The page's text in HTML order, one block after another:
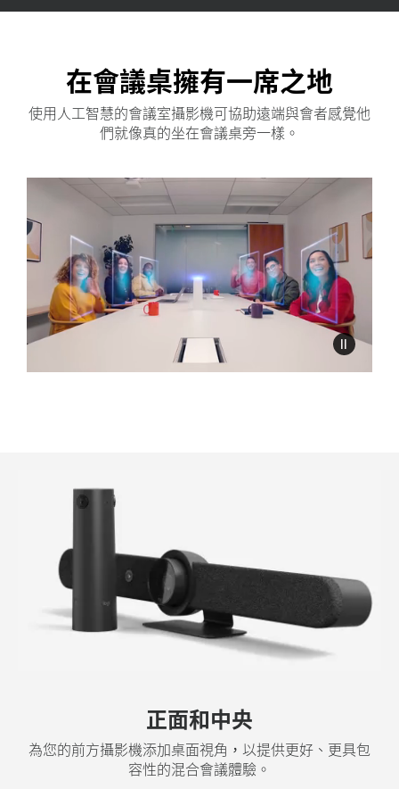
在會議桌擁有一席之地
使用人工智慧的會議室攝影機可協助遠端與會者感覺他
們就像真的坐在會議桌旁一樣。
正面和中央
為您的前方攝影機添加桌面視角，以提供更好、更具包
容性的混合會議體驗。